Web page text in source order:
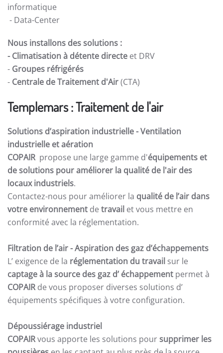
informatique
- Data-Center
Nous installons des solutions :
- Climatisation à détente directe et DRV
- Groupes réfrigérés
- Centrale de Traitement d'Air(CTA)
Templemars : Traitement de l'air
Solutions d’aspiration industrielle -Ventilation
industrielle et aération
COPAIR propose une large gamme d'équipements et
de solutions pour améliorer la qualité de l'air des
locaux industriels.
Contactez-nous pour améliorer la qualité de l’air dans
votre environnement de travail et vous mettre en
conformité avec la réglementation.
Filtration de l’air- Aspiration des gaz d’échappements
L’ exigence de la réglementation du travail sur le
captage à la source des gaz d’ échappement permet à
COPAIRde vous proposer diverses solutions d’
équipements spécifiques à votre configuration.
Dépoussiérage industriel
COPAIRvous apporte les solutions poursupprimer les